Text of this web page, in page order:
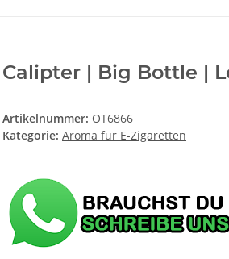
Calipter | Big Bottle |
Artikelnummer: OT6866
Kategorie: Aroma für E-Zigaretten